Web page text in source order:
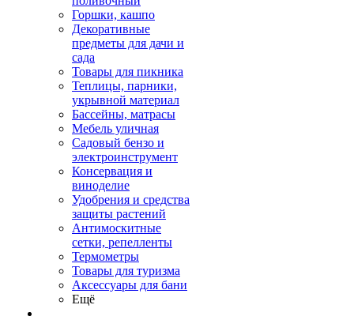
Горшки, кашпо
Декоративные
предметы для дачи и
сада
Товары для пикника
Теплицы, парники,
укрывной материал
Бассейны, матрасы
Мебель уличная
Садовый бензо и
электроинструмент
Консервация и
виноделие
Удобрения и средства
защиты растений
Антимоскитные
сетки, репелленты
Термометры
Товары для туризма
Аксессуары для бани
Ещё